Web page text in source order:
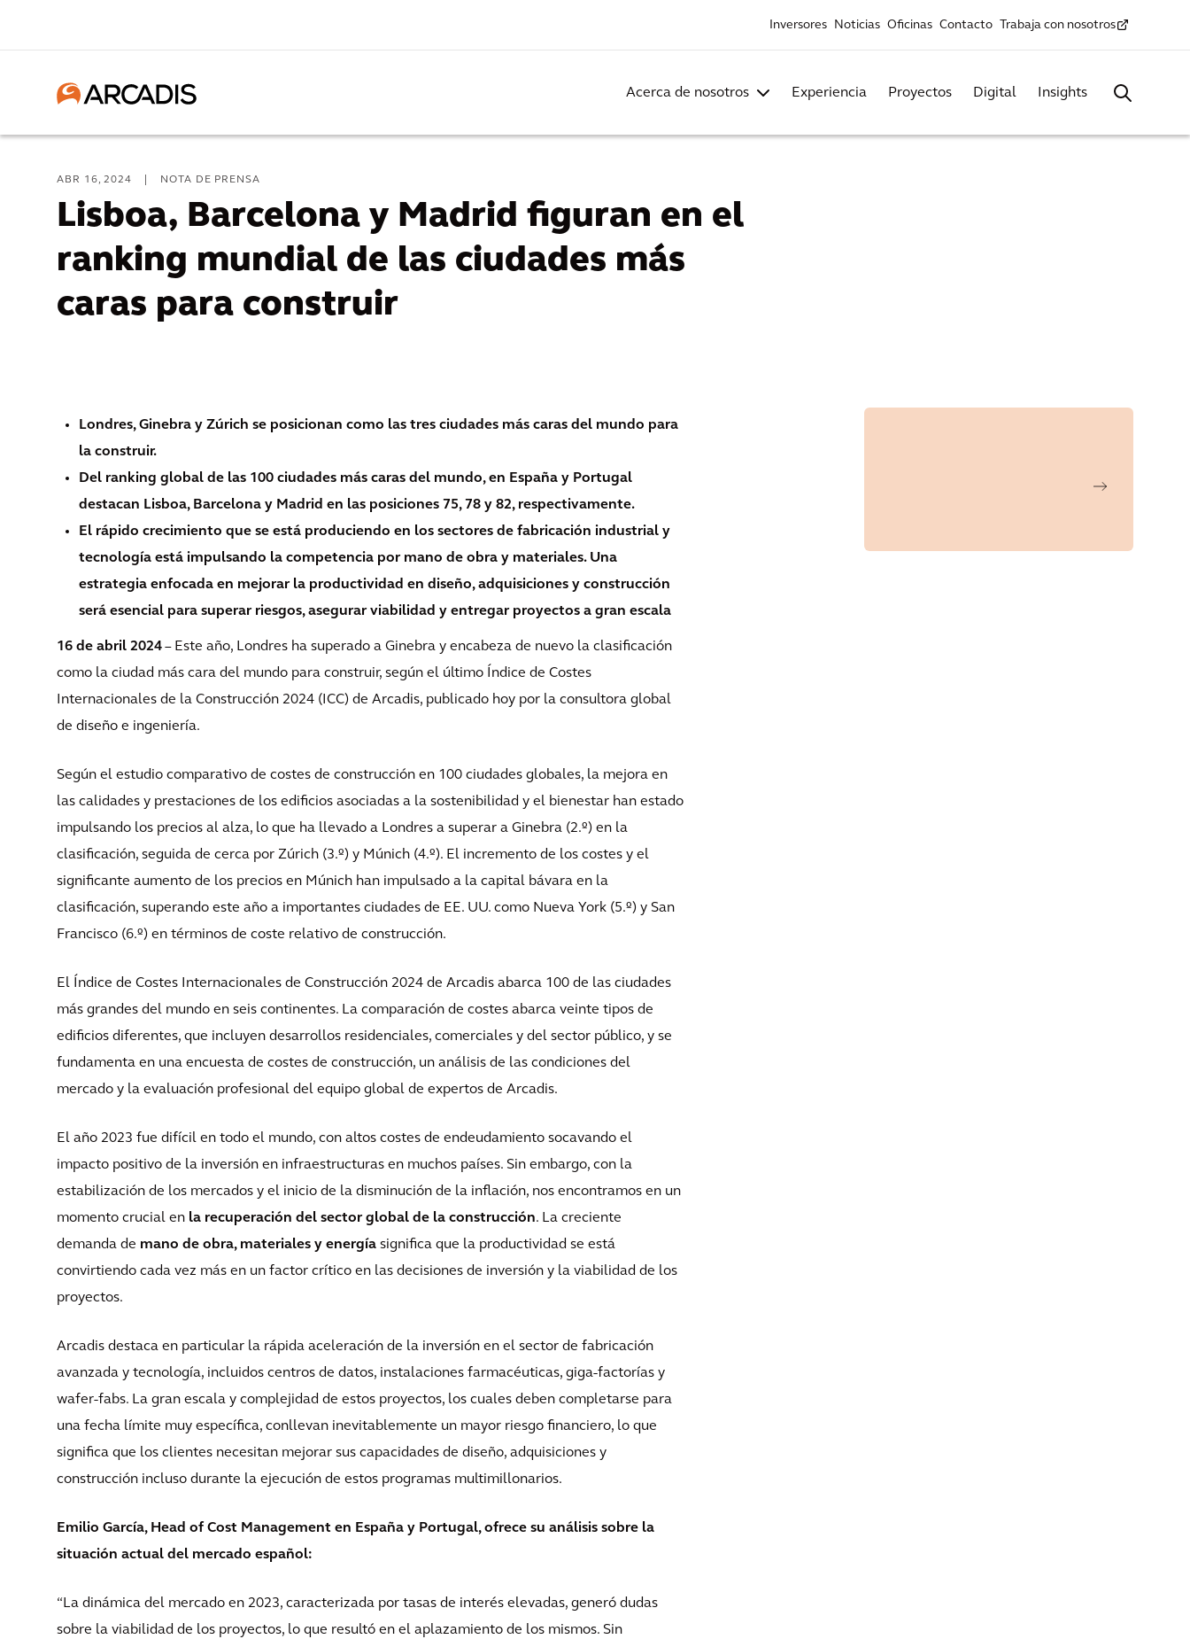
Inversores Noticias Oficinas Contacto Trabaja con nosotros
Acerca de nosotros Experiencia Proyectos Digital Insights
ABR 16, 2024 NOTA DE PRENSA
Lisboa, Barcelona y Madrid figuran en el
ranking mundial de las ciudades más
caras para construir
Londres, Ginebra y Zúrich se posicionan como las tres ciudades más caras del mundo para
la construir.
Del ranking global de las 100 ciudades más caras del mundo, en España y Portugal
destacan Lisboa, Barcelona y Madrid en las posiciones 75, 78 y 82, respectivamente.
El rápido crecimiento que se está produciendo en los sectores de fabricación industrial y
tecnología está impulsando la competencia por mano de obra y materiales. Una
estrategia enfocada en mejorar la productividad en diseño, adquisiciones y construcción
será esencial para superar riesgos, asegurar viabilidad y entregar proyectos a gran escala
16 de abril 2024– Este año, Londres ha superado a Ginebra y encabeza de nuevo la clasificación
como la ciudad más cara del mundo para construir, según el último Índice de Costes
Internacionales de la Construcción 2024 (ICC) de Arcadis, publicado hoy por la consultora global
de diseño e ingeniería.
Según el estudio comparativo de costes de construcción en 100 ciudades globales, la mejora en
las calidades y prestaciones de los edificios asociadas a la sostenibilidad y el bienestar han estado
impulsando los precios al alza, lo que ha llevado a Londres a superar a Ginebra (2.º) en la
clasificación, seguida de cerca por Zúrich (3.º) y Múnich (4.º). El incremento de los costes y el
significante aumento de los precios en Múnich han impulsado a la capital bávara en la
clasificación, superando este año a importantes ciudades de EE. UU. como Nueva York (5.º) y San
Francisco (6.º) en términos de coste relativo de construcción.
El Índice de Costes Internacionales de Construcción 2024 de Arcadis abarca 100 de las ciudades
más grandes del mundo en seis continentes. La comparación de costes abarca veinte tipos de
edificios diferentes, que incluyen desarrollos residenciales, comerciales y del sector público, y se
fundamenta en una encuesta de costes de construcción, un análisis de las condiciones del
mercado y la evaluación profesional del equipo global de expertos de Arcadis.
El año 2023 fue difícil en todo el mundo, con altos costes de endeudamiento socavando el
impacto positivo de la inversión en infraestructuras en muchos países. Sin embargo, con la
estabilización de los mercados y el inicio de la disminución de la inflación, nos encontramos en un
momento crucial en la recuperación del sector global de la construcción. La creciente
demanda de mano de obra, materiales y energía significa que la productividad se está
convirtiendo cada vez más en un factor crítico en las decisiones de inversión y la viabilidad de los
proyectos.
Arcadis destaca en particular la rápida aceleración de la inversión en el sector de fabricación
avanzada y tecnología, incluidos centros de datos, instalaciones farmacéuticas, giga-factorías y
wafer-fabs. La gran escala y complejidad de estos proyectos, los cuales deben completarse para
una fecha límite muy específica, conllevan inevitablemente un mayor riesgo financiero, lo que
significa que los clientes necesitan mejorar sus capacidades de diseño, adquisiciones y
construcción incluso durante la ejecución de estos programas multimillonarios.
Emilio García, Head of Cost Management en España y Portugal, ofrece su análisis sobre la
situación actual del mercado español:
“La dinámica del mercado en 2023, caracterizada por tasas de interés elevadas, generó dudas
sobre la viabilidad de los proyectos, lo que resultó en el aplazamiento de los mismos. Sin